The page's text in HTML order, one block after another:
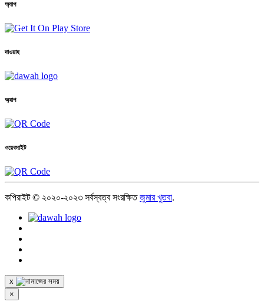
অ্যাপ
দাওয়াহ
অ্যাপ
ওয়েবসাইট
কপিরাইট © ২০২০-২০২৩ সর্বস্বত্ব সংরক্ষিতজুমার খুতবা.
x
×